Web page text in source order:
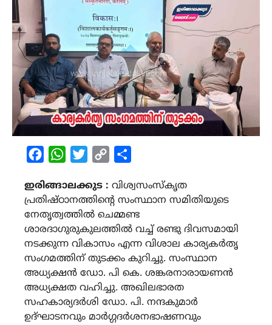
FacebookWhatsAppTwitterCopy
ഇരിങ്ങാലക്കുട : വിശ്വസംസ്കൃത
പ്രതിഷ്ഠാനത്തിൻ്റെ സംസ്ഥാന സമിതിയുടെ
നേതൃത്വത്തിൽ ചെമ്മണ്ട
ശാരദാഗുരുകുലത്തിൽ വച്ച് രണ്ടു ദിവസമായി
നടക്കുന്ന വികാസം എന്ന വിശാല കാര്യകർതൃ
സംഗമത്തിന് തുടക്കം കുറിച്ചു. സംസ്ഥാന
അധ്യക്ഷൻ ഡോ. പി കെ. ശങ്കരനാരായണൻ
അധ്യക്ഷത വഹിച്ചു. അഖിലഭാരത
സഹകാര്യദർശി ഡോ. പി. നന്ദകുമാർ
ഉദ്‌ഘാടനവും മാർഗ്ഗദർശനഭാഷണവും